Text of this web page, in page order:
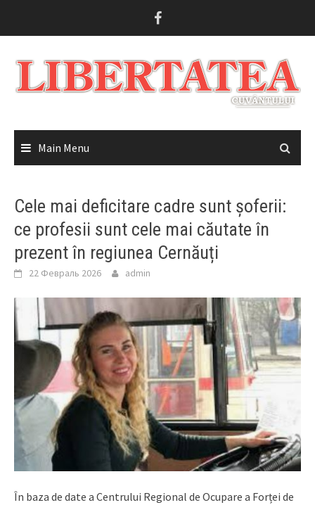
Main Menu
Cele mai deficitare cadre sunt șoferii:
ce profesii sunt cele mai căutate în
prezent în regiunea Cernăuți
22 Февраль 2026 admin
În baza de date a Centrului Regional de Ocupare a Forței de